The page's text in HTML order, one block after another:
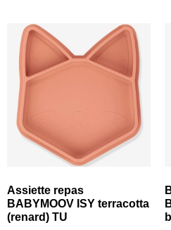
Assiette repas
BABYMOOV ISY terracotta
(renard) TU